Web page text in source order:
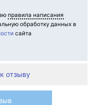
правила написания
обработку данных в
сайта
отзыву